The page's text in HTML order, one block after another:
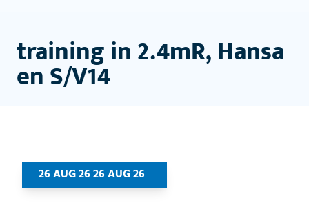
training in 2.4mR, Hansa
en S/V14
26 AUG 26 26 AUG 26